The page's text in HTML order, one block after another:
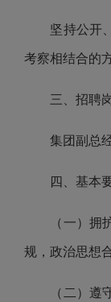
坚持公开
考察相结合的
三、招聘
集团副总
四、基本
（一）拥
规 ，政治思想
（二）遵